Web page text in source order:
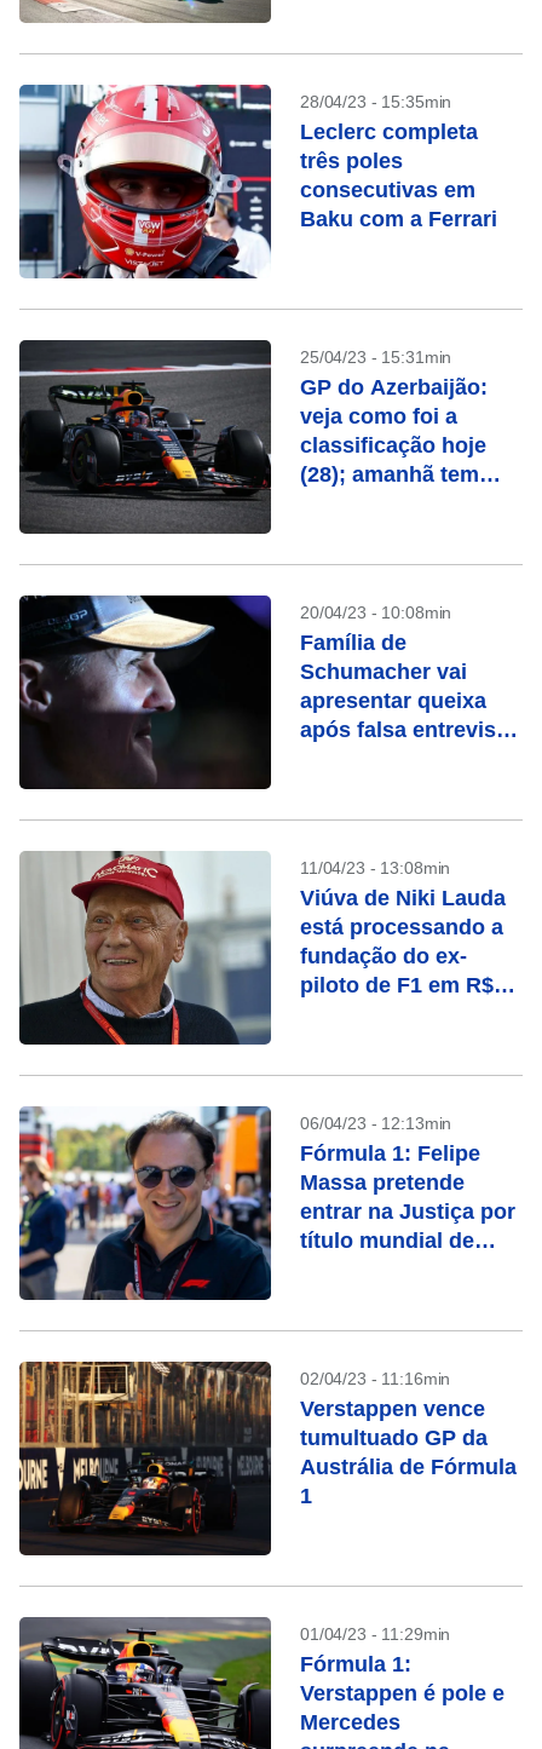
28/04/23 - 15:35min
Leclerc completa
três poles
consecutivas em
Baku com a Ferrari
25/04/23 - 15:31min
GP do Azerbaijão:
veja como foi a
classificação hoje
(28); amanhã tem
completa
20/04/23 - 10:08min
Família de
Schumacher vai
apresentar queixa
após falsa entrevista
11/04/23 - 13:08min
Viúva de Niki Lauda
está processando a
fundação do ex-
piloto de F1 em R$
06/04/23 - 12:13min
Fórmula 1: Felipe
Massa pretende
entrar na Justiça por
título mundial de
02/04/23 - 11:16min
Verstappen vence
tumultuado GP da
Austrália de Fórmula
1
01/04/23 - 11:29min
Fórmula 1:
Verstappen é pole e
Mercedes